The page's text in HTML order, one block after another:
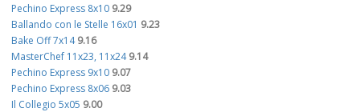
Pechino Express 8x10 9.29
Ballando con le Stelle 16x01 9.23
Bake Off 7x14 9.16
MasterChef 11x23, 11x24 9.14
Pechino Express 9x10 9.07
Pechino Express 8x06 9.03
Il Collegio 5x05 9.00